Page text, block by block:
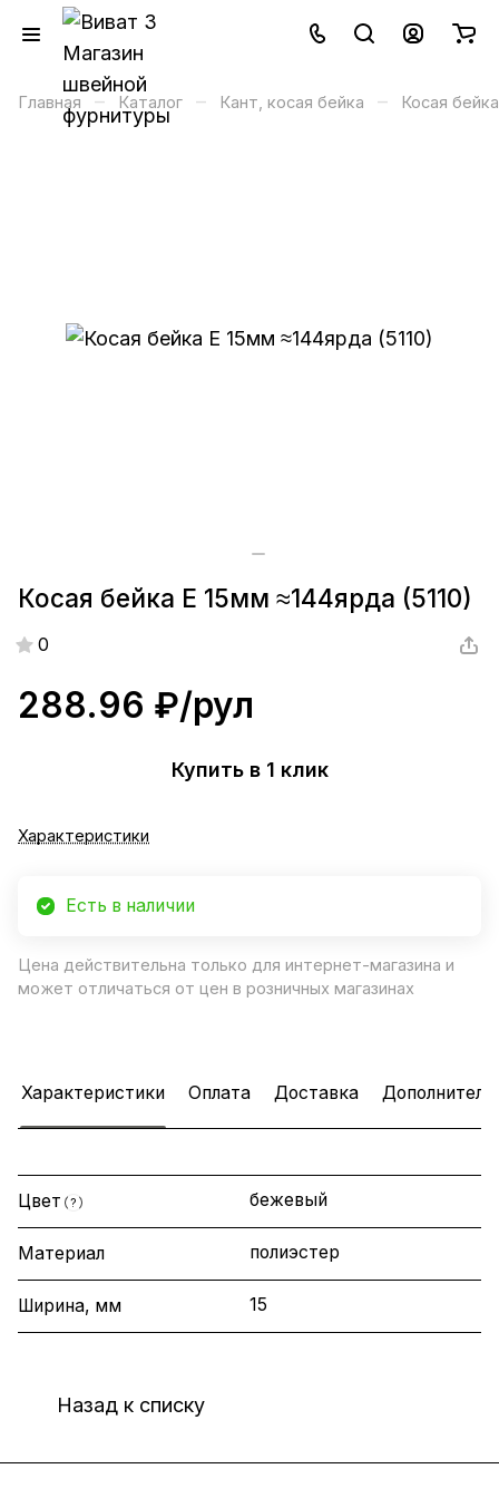
Главная – Каталог – Кант, косая бейка – Косая бейка
Косая бейка Е 15мм ≈144ярда (5110)
0
288.96 ₽/рул
Купить в 1 клик
Характеристики
Есть в наличии
Цена действительна только для интернет-магазина и
может отличаться от цен в розничных магазинах
Характеристики Оплата Доставка
Цвет ? бежевый
Материал полиэстер
Ширина, мм 15
Назад к списку